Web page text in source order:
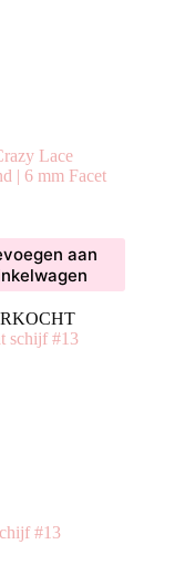
Lace
| 6 mm Facet
aan
#13